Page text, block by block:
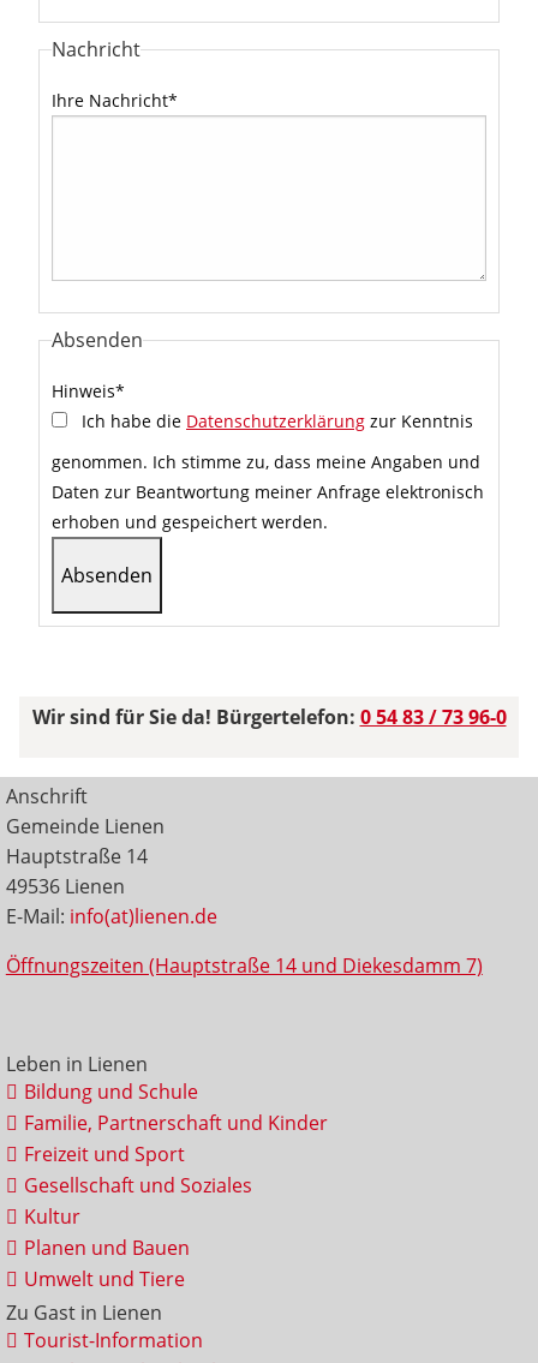
Nachricht
Ihre Nachricht*
Absenden
Hinweis*
Ich habe die Datenschutzerklärung zur Kenntnis
genommen. Ich stimme zu, dass meine Angaben und
Daten zur Beantwortung meiner Anfrage elektronisch
erhoben und gespeichert werden.
Wir sind für Sie da! Bürgertelefon: 0 54 83 / 73 96-0
Anschrift
Gemeinde Lienen
Hauptstraße 14
49536 Lienen
E-Mail: info(at)lienen.de
Öffnungszeiten (Hauptstraße 14 und Diekesdamm 7)
Leben in Lienen
Bildung und Schule
Familie, Partnerschaft und Kinder
Freizeit und Sport
Gesellschaft und Soziales
Kultur
Planen und Bauen
Umwelt und Tiere
Zu Gast in Lienen
Tourist-Information